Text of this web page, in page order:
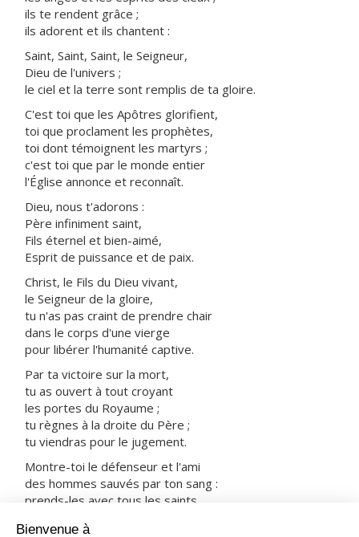
ils te rendent grâce ;
ils adorent et ils chantent :
Saint, Saint, Saint, le Seigneur,
Dieu de l'univers ;
le ciel et la terre sont remplis de ta gloire.
C'est toi que les Apôtres glorifient,
toi que proclament les prophètes,
toi dont témoignent les martyrs ;
c'est toi que par le monde entier
l'Église annonce et reconnaît.
Dieu, nous t'adorons :
Père infiniment saint,
Fils éternel et bien-aimé,
Esprit de puissance et de paix.
Christ, le Fils du Dieu vivant,
le Seigneur de la gloire,
tu n'as pas craint de prendre chair
dans le corps d'une vierge
pour libérer l'humanité captive.
Par ta victoire sur la mort,
tu as ouvert à tout croyant
les portes du Royaume ;
tu règnes à la droite du Père ;
tu viendras pour le jugement.
Montre-toi le défenseur et l'ami
des hommes sauvés par ton sang :
prends-les avec tous les saints